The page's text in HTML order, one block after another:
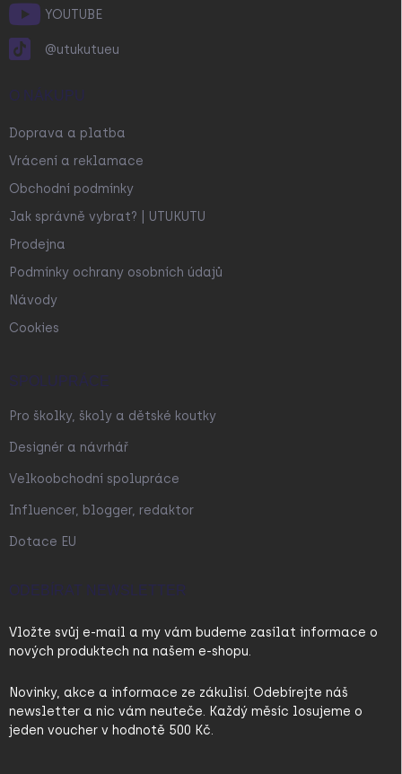
YOUTUBE
@utukutueu
O NÁKUPU
Doprava a platba
Vrácení a reklamace
Obchodní podmínky
Jak správně vybrat? | UTUKUTU
Prodejna
Podmínky ochrany osobních údajů
Návody
Cookies
SPOLUPRÁCE
Pro školky, školy a dětské koutky
Designér a návrhář
Velkoobchodní spolupráce
Influencer, blogger, redaktor
Dotace EU
ODEBÍRAT NEWSLETTER
Vložte svůj e-mail a my vám budeme zasílat informace o
nových produktech na našem e-shopu.
Novinky, akce a informace ze zákulisí. Odebírejte náš
newsletter a nic vám neuteče. Každý měsíc losujeme o
jeden voucher v hodnotě 500 Kč.